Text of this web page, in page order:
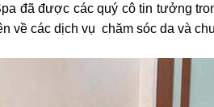
đã được các quý cô tin tưởng
về các dịch vụ chăm sóc da và